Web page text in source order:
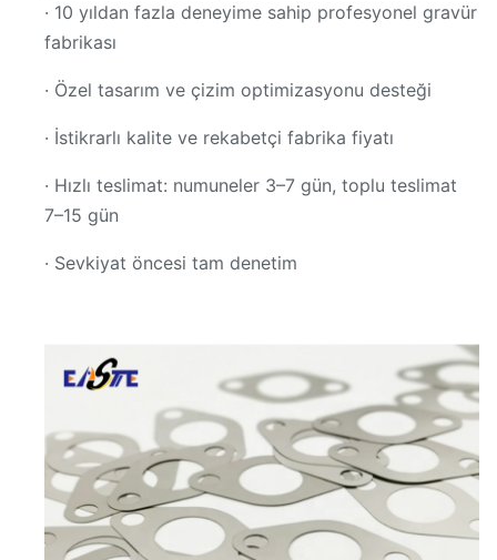
· 10 yıldan fazla deneyime sahip profesyonel gravür
fabrikası
· Özel tasarım ve çizim optimizasyonu desteği
· İstikrarlı kalite ve rekabetçi fabrika fiyatı
· Hızlı teslimat: numuneler 3–7 gün, toplu teslimat
7–15 gün
· Sevkiyat öncesi tam denetim